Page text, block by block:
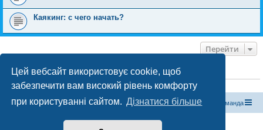
Цей вебсайт використовує cookie, щоб
забезпечити вам високий рівень комфорту
при користуванні сайтом. Дізнатися більше
Каякинг: с чего начать?
Перейти
ХТО ЗАРАЗ ОНЛАЙН
Зараз переглядають цей форум:ClaudeBot [бот ШІ]і 0 гостей
Магазин спорядження Туристичний форум «Рюкзак» Команда
Працює на phpBB® Forum Software © phpBB Limited